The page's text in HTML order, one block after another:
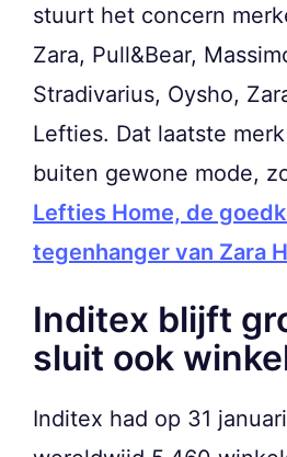
stuurt het concern
Zara, Pull&Bear,
Stradivarius, Oysho,
Lefties. Dat laatste
buiten gewone mode,
Lefties Home, de
tegenhanger van Zara
Inditex blijft
sluit ook
Inditex had op 31